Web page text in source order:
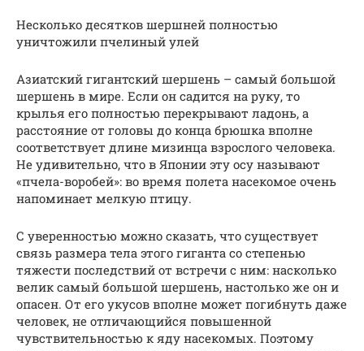
Несколько десятков шершней полностью
уничтожили пчелиный улей
Азиатский гигантский шершень – самый большой
шершень в мире. Если он садится на руку, то
крылья его полностью перекрывают ладонь, а
расстояние от головы до конца брюшка вполне
соответствует длине мизинца взрослого человека.
Не удивительно, что в Японии эту осу называют
«пчела-воробей»: во время полета насекомое очень
напоминает мелкую птицу.
С уверенностью можно сказать, что существует
связь размера тела этого гиганта со степенью
тяжести последствий от встречи с ним: насколько
велик самый большой шершень, настолько же он и
опасен. От его укусов вполне может погибнуть даже
человек, не отличающийся повышенной
чувствительностью к яду насекомых. Поэтому